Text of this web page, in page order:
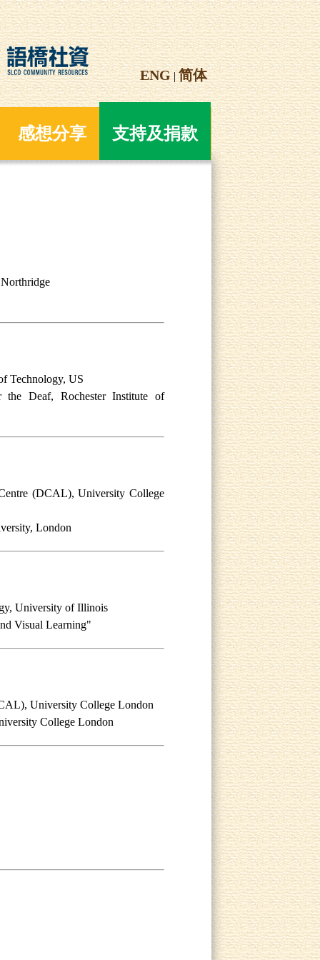
ENG|简体
感想分享 支持及捐款
Technology, US
the Deaf, Rochester Institute of
(DCAL), University College
London
University of Illinois
Visual Learning"
University College London
College London